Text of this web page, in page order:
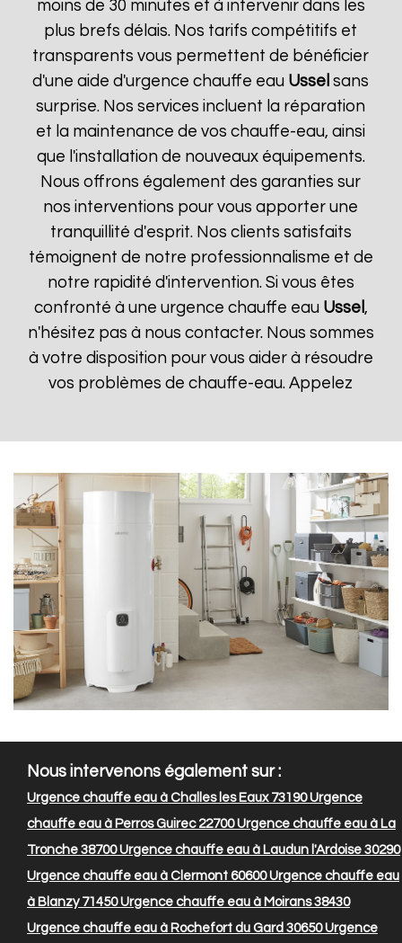
moins de 30 minutes et à intervenir dans les
plus brefs délais. Nos tarifs compétitifs et
transparents vous permettent de bénéficier
d'une aide d'urgence chauffe eau Ussel sans
surprise. Nos services incluent la réparation
et la maintenance de vos chauffe-eau, ainsi
que l'installation de nouveaux équipements.
Nous offrons également des garanties sur
nos interventions pour vous apporter une
tranquillité d'esprit. Nos clients satisfaits
témoignent de notre professionnalisme et de
notre rapidité d'intervention. Si vous êtes
confronté à une urgence chauffe eau Ussel ,
n'hésitez pas à nous contacter. Nous sommes
à votre disposition pour vous aider à résoudre
vos problèmes de chauffe-eau. Appelez
Nous intervenons également sur :
Urgence chauffe eau à Challes les Eaux 73190Urgence
chauffe eau à Perros Guirec 22700Urgence chauffe eau à La
Tronche 38700Urgence chauffe eau à Laudun l'Ardoise 30290
Urgence chauffe eau à Clermont 60600Urgence chauffe eau
à Blanzy 71450Urgence chauffe eau à Moirans 38430
Urgence chauffe eau à Rochefort du Gard 30650Urgence